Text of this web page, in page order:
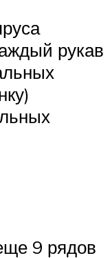
рукав
9 рядов